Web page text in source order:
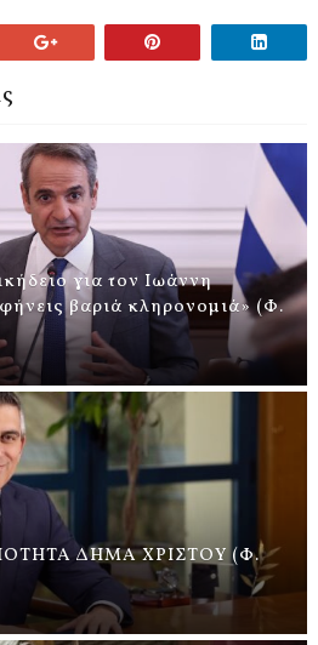
για τον Ιωάννη
βαριά κληρονομιά» (Φ.
ΔΗΜΑ ΧΡΙΣΤΟΥ (Φ.